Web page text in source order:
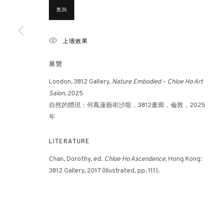
香港畫廊
週一至週五 11am – 7pm（公眾假期除外）
+852 2153 3812
hongkong@3812cap.com
+44 203 9821863
查詢
上墻效果
展覽
London, 3812 Gallery, Nature Embodied – Chloe Ho Art
Salon, 2025
⾃然的體現：何鳳蓮藝術沙龍，3812畫廊，倫敦，2025
年
LITERATURE
Chan, Dorothy, ed. Chloe Ho Ascendence.Hong Kong:
3812 Gallery, 2017 (Illustrated, pp. 111).